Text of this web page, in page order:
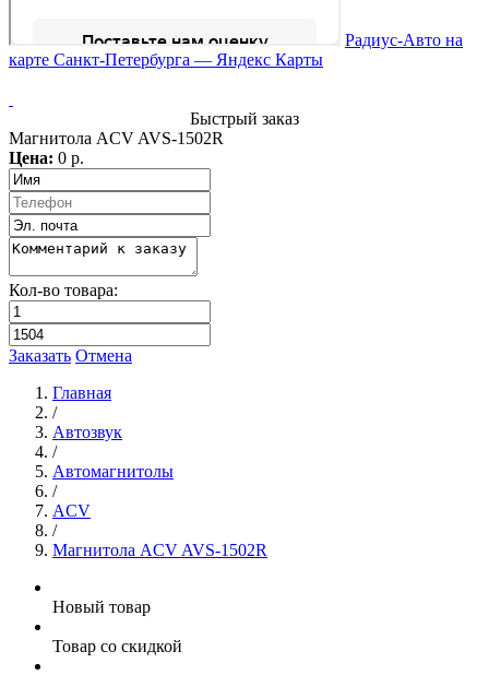
Радиус-Авто на
карте Санкт‑Петербурга — Яндекс Карты
Быстрый заказ
Магнитола ACV AVS-1502R
Цена: 0 р.
Кол-во товара:
Заказать Отмена
Главная
/
Автозвук
/
Автомагнитолы
/
ACV
/
Магнитола ACV AVS-1502R
Новый товар
Товар со скидкой